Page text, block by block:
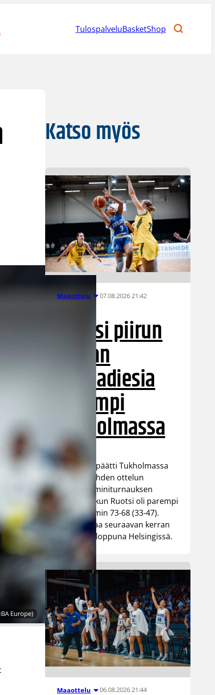
TulospalveluBasketShop
Europe)
Katso myös
Maaottelu 07.08.2026 21:42
Ruotsi piirun
verran
Susiladiesia
parempi
Tukholmassa
Susiladies päätti Tukholmassa
pelatun kahden ottelun
mittaisen miniturnauksen
tappioon, kun Ruotsi oli parempi
loppulukemin 73-68 (33-47).
Suomi pelaa seuraavan kerran
ensi viikonloppuna Helsingissä.
Maaottelu 06.08.2026 21:44